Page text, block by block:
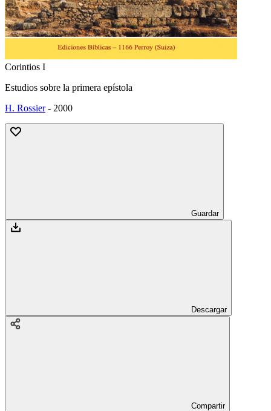
Corintios I
Estudios sobre la primera epístola
H. Rossier- 2000
Guardar
Descargar
Compartir